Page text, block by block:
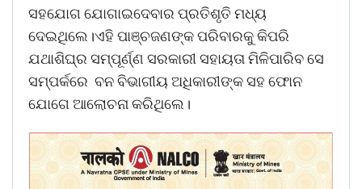
ସହଯୋଗ ଯୋଗାଇଦେବାର ପ୍ରତିଶୃତି ମଧ୍ୟ
ଦେଇଥିଲେ।ଏହି ପାଞ୍ଚଜଣଙ୍କ ପରିବାରକୁ କିପରି
ଯଥାଶିଘ୍ର ସମ୍ପୂର୍ଣ୍ଣ ସରକାରୀ ସହାୟତା ମିଳିପାରିବ ସେ
ସମ୍ପର୍କରେ ବନ ବିଭାଗୀୟ ଅଧିକାରୀଙ୍କ ସହ ଫୋନ
ଯୋଗେ ଆଲୋଚନା କରିଥିଲେ।